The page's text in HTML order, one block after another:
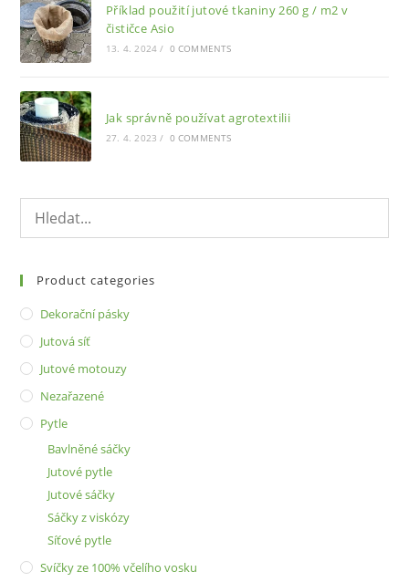
Příklad použití jutové tkaniny 260 g / m2 v
čističce Asio
13. 4. 2024 / 0 COMMENTS
Jak správně používat agrotextilii
27. 4. 2023 / 0 COMMENTS
Product categories
Dekorační pásky
Jutová síť
Jutové motouzy
Nezařazené
Pytle
Bavlněné sáčky
Jutové pytle
Jutové sáčky
Sáčky z viskózy
Síťové pytle
Svíčky ze 100% včelího vosku